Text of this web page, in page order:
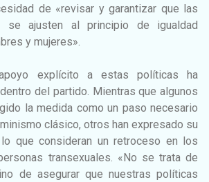
de «revisar y garantizar que las
se ajusten al principio de igualdad
y mujeres».
explícito a estas políticas ha
del partido. Mientras que algunos
la medida como un paso necesario
clásico, otros han expresado su
que consideran un retroceso en los
transexuales. «No se trata de
de asegurar que nuestras políticas